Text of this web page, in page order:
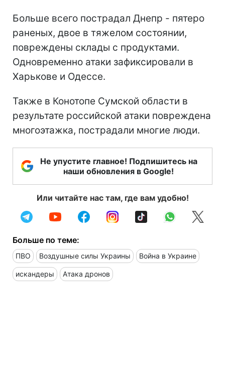
Больше всего пострадал Днепр - пятеро
раненых, двое в тяжелом состоянии,
повреждены склады с продуктами.
Одновременно атаки зафиксировали в
Харькове и Одессе.
Также в Конотопе Сумской области в
результате российской атаки повреждена
многоэтажка, пострадали многие люди.
Не упустите главное! Подпишитесь на
наши обновления в Google!
Или читайте нас там, где вам удобно!
Больше по теме:
ПВО Воздушные силы Украины Война в Украине
искандеры Атака дронов